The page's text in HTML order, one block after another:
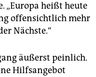
„Europa heißt heute
offensichtlich mehr
Nächste.“
äußerst peinlich.
Hilfsangebot